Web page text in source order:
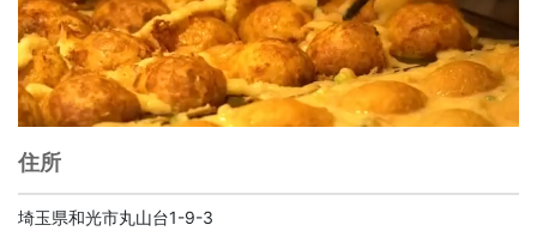
住所
埼玉県和光市丸山台1-9-3